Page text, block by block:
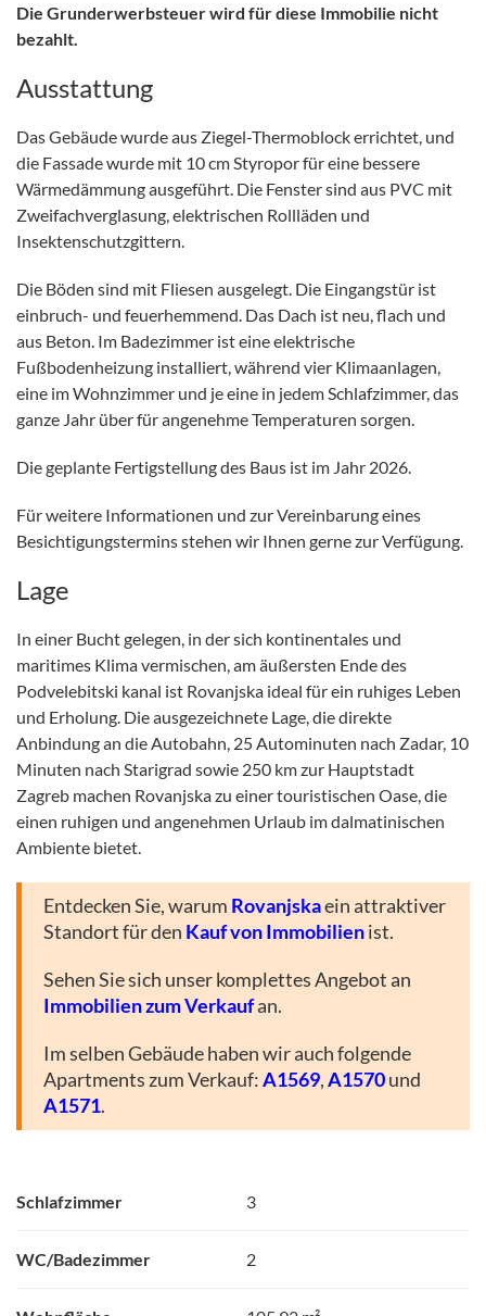
Die Grunderwerbsteuer wird für diese Immobilie nicht
bezahlt.
Ausstattung
Das Gebäude wurde aus Ziegel-Thermoblock errichtet, und
die Fassade wurde mit 10 cm Styropor für eine bessere
Wärmedämmung ausgeführt. Die Fenster sind aus PVC mit
Zweifachverglasung, elektrischen Rollläden und
Insektenschutzgittern.
Die Böden sind mit Fliesen ausgelegt. Die Eingangstür ist
einbruch- und feuerhemmend. Das Dach ist neu, flach und
aus Beton. Im Badezimmer ist eine elektrische
Fußbodenheizung installiert, während vier Klimaanlagen,
eine im Wohnzimmer und je eine in jedem Schlafzimmer, das
ganze Jahr über für angenehme Temperaturen sorgen.
Die geplante Fertigstellung des Baus ist im Jahr 2026.
Für weitere Informationen und zur Vereinbarung eines
Besichtigungstermins stehen wir Ihnen gerne zur Verfügung.
Lage
In einer Bucht gelegen, in der sich kontinentales und
maritimes Klima vermischen, am äußersten Ende des
Podvelebitski kanal ist Rovanjska ideal für ein ruhiges Leben
und Erholung. Die ausgezeichnete Lage, die direkte
Anbindung an die Autobahn, 25 Autominuten nach Zadar, 10
Minuten nach Starigrad sowie 250 km zur Hauptstadt
Zagreb machen Rovanjska zu einer touristischen Oase, die
einen ruhigen und angenehmen Urlaub im dalmatinischen
Ambiente bietet.
Entdecken Sie, warum Rovanjskaein attraktiver
Standort für den Kauf von Immobilienist.
Sehen Sie sich unser komplettes Angebot an
Immobilien zum Verkaufan.
Im selben Gebäude haben wir auch folgende
Apartments zum Verkauf:A1569,A1570und
A1571.
Schlafzimmer 3
WC/Badezimmer 2